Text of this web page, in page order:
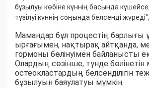
бұзылуы көбіне күннің басында
түзілуі күннің соңында белсенді
Мамандар бұл процестің барлығы
ырғағымен, нақтырақ айтқанда,
гормоны бөлінуімен байланысты
Олардың сөзінше, түнде бөлінетін
остеокластардың белсенділігін
бұзылуын баяулатуы мүмкін.